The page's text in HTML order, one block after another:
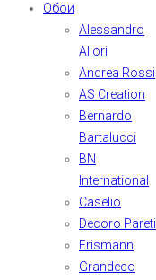
Обои
Alessandro
Allori
Andrea Rossi
AS Creation
Bernardo
Bartalucci
BN
International
Caselio
Decoro Pareti
Erismann
Grandeco